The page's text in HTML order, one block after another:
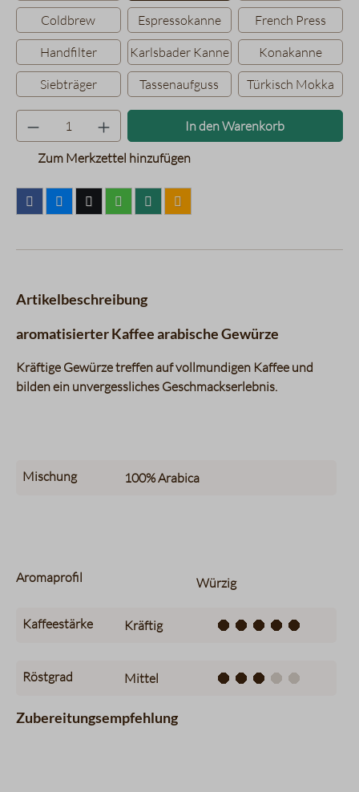
Coldbrew Espressokanne
French Press
Handfilter
Karlsbader Kanne
Konakanne
Siebträger
Tassenaufguss Türkisch Mokka
Produkt Anzahl: Gib den
In den Warenkorb
Zum Merkzettel hinzufügen
Artikelbeschreibung
aromatisierter Kaffee arabische Gewürze
Kräftige Gewürze treffen auf vollmundigen Kaffee und
bilden ein unvergessliches Geschmackserlebnis.
Mischung 100%Arabica
Aromaprofil Würzig
Kaffeestärke Kräftig
Röstgrad Mittel
Zubereitungsempfehlung